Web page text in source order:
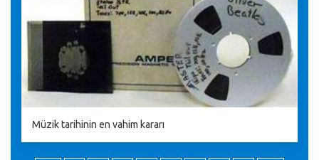
Müzik tarihinin en vahim kararı